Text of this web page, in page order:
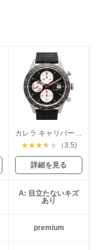
カレラ キャリバー16 クロノグラフ
★★★★ ★ （3.5)
詳細を見る
A: 目立たないキズ
あり
premium